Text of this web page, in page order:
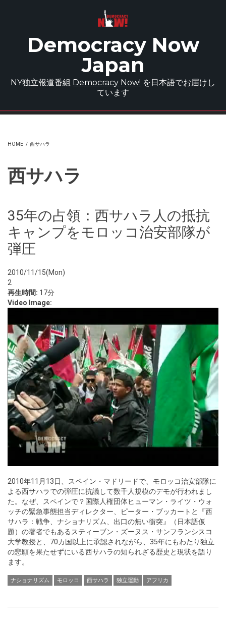
Democracy Now
Japan
NY独立報道番組 Democracy Now! を日本語でお届けし
ています
HOME / 西サハラ
西サハラ
35年の占領：西サハラ人の抵抗
キャンプをモロッコ治安部隊が
弾圧
2010/11/15(Mon)
2
再生時間: 17分
Video Image:
2010年11月13日、スペイン・マドリードで、モロッコ治安部隊に
よる西サハラでの弾圧に抗議して数千人規模のデモが行われまし
た。なぜ、スペインで？国際人権団体ヒューマン・ライツ・ウォ
ッチの緊急事態担当ディレクター、ピーター・ブッカートと『西
サハラ：戦争、ナショナリズム、出口の無い衝突』（日本語仮
題）の著者でもあるスティーブン・ズーヌス・サンフランシスコ
大学教授と、70カ国以上に承認されながら、35年にもわたり独立
の悲願を果たせずにいる西サハラの知られざる歴史と現状を語り
ます。
ナショナリズム モロッコ 西サハラ 独立運動 アフリカ